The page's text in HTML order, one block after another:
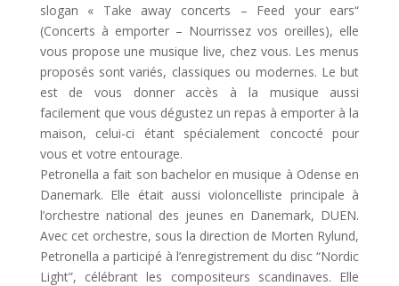
slogan « Take away concerts – Feed your ears“
(Concerts à emporter – Nourrissez vos oreilles), elle
vous propose une musique live, chez vous. Les menus
proposés sont variés, classiques ou modernes. Le but
est de vous donner accès à la musique aussi
facilement que vous dégustez un repas à emporter à la
maison, celui-ci étant spécialement concocté pour
vous et votre entourage.
Petronella a fait son bachelor en musique à Odense en
Danemark. Elle était aussi violoncelliste principale à
l’orchestre national des jeunes en Danemark, DUEN.
Avec cet orchestre, sous la direction de Morten Rylund,
Petronella a participé à l’enregistrement du disc “Nordic
Light”, célébrant les compositeurs scandinaves. Elle